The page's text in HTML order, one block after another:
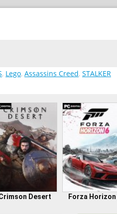
, Lego, Assassins Creed, STALKER
Desert Forza Horizon